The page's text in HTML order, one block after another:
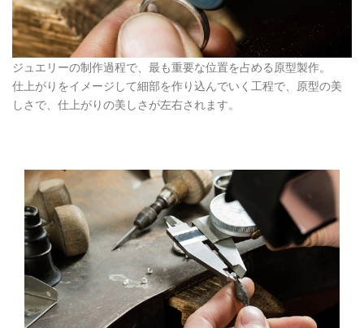
ジュエリーの制作過程で、最も重要な位置を占める原型製作。
仕上がりをイメージして細部を作り込んでいく工程で、原型の美
しさで、仕上がりの美しさが左右されます。